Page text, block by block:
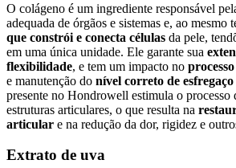
O colágeno é um ingrediente responsável
adequada de órgãos e sistemas e, ao mesmo
que constrói e conecta células da pele,
em uma única unidade. Ele garante sua
flexibilidade, e tem um impacto no
e manutenção do nível correto de
presente no Hondrowell estimula o processo
estruturas articulares, o que resulta na
articular e na redução da dor, rigidez e
Extrato de uva